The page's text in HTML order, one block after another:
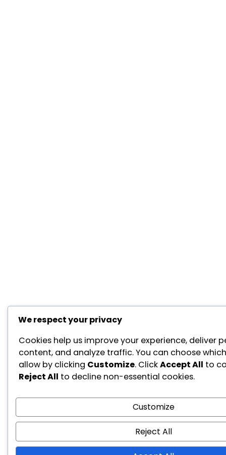
We respect your privacy
Cookies help us improve your experience, deliver
content, and analyze traffic. You can choose
allow by clicking Customize. ClickAccept All to
Reject All to decline non-essential cookies.
Customize
Reject All